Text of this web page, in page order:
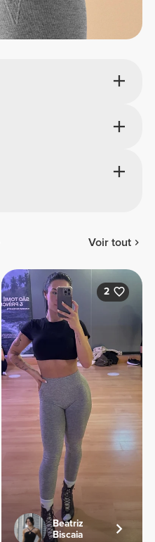
Voir tout
2
Beatriz
Biscaia